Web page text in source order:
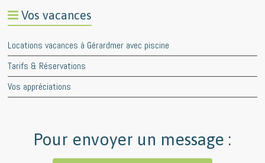
Vos vacances
Locations vacances à Gérardmer avec piscine
Tarifs & Réservations
Vos appréciations
Pour envoyer un message :